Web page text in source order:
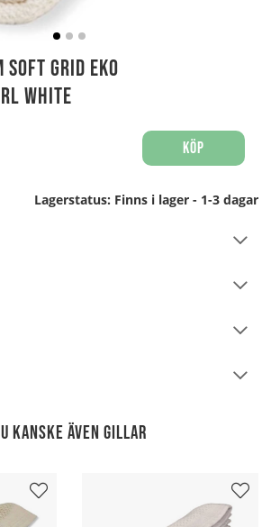
Soft Grid Eko
White
Köp
Lagerstatus: Finns i lager - 1-3 dagar
kanske även gillar